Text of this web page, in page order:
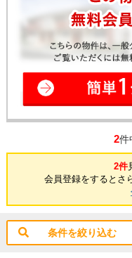
2件
2件
会員登録をするとさ
条件を絞り込む